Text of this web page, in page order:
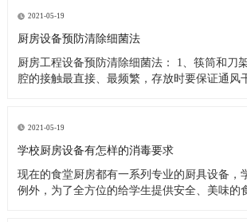
热，严重影响厨师们的身心健康，大大降低了
工作热情
2021-05-19
厨房设备预防清除细菌法
厨房工程设备预防清除细菌法： 1、筷筒和刀
腔的接触最直接、最频繁，存放时要保证通风
筒，并把它钉在墙上或放在通风处，这样能很
人习惯在筷子上搭
2021-05-19
学校厨房设备有怎样的消毒要求
现在的食堂厨房都有一系列专业的厨具设备，
例外，为了全方位的给学生提供安全、美味的